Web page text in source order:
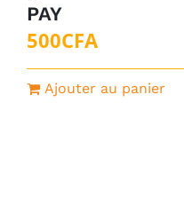
PAY
500CFA
Ajouter au panier